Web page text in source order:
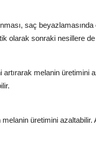
saç
olarak sonraki nesillere de
melanin üretimini
üretimini azaltabilir.